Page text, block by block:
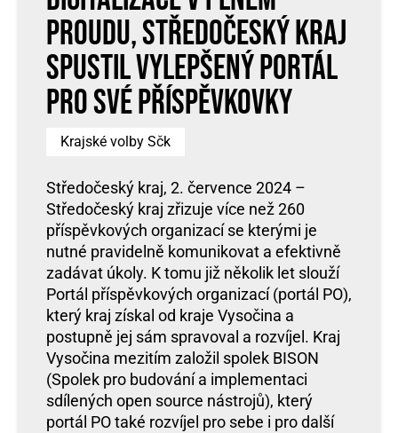
proudu, Středočeský kraj
spustil vylepšený portál
pro své příspěvkovky
Krajské volby Sčk
Středočeský kraj, 2. července 2024 –
Středočeský kraj zřizuje více než 260
příspěvkových organizací se kterými je
nutné pravidelně komunikovat a efektivně
zadávat úkoly. K tomu již několik let slouží
Portál příspěvkových organizací (portál PO),
který kraj získal od kraje Vysočina a
postupně jej sám spravoval a rozvíjel. Kraj
Vysočina mezitím založil spolek BISON
(Spolek pro budování a implementaci
sdílených open source nástrojů), který
portál PO také rozvíjel pro sebe i pro další